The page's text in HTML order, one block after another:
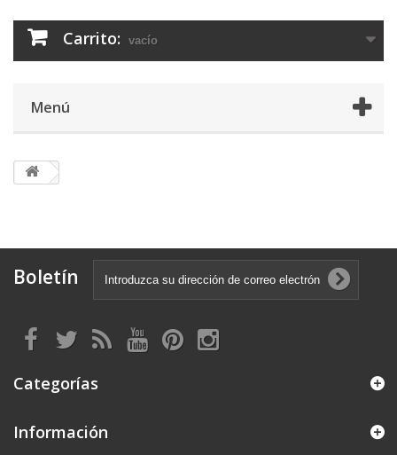
Carrito: vacío
Menú
Boletín
Categorías
Información